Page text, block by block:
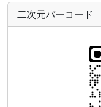
二次元バーコード